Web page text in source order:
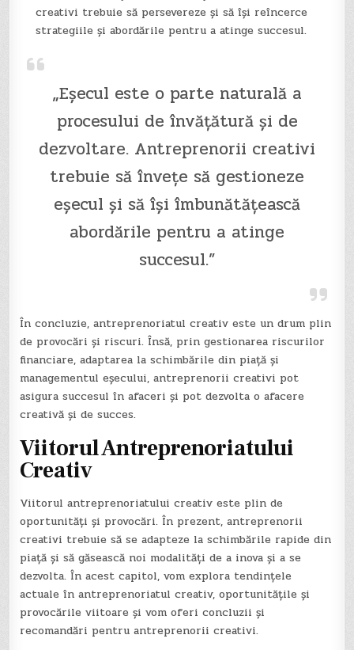
creativi trebuie să persevereze și să își reîncerce
strategiile și abordările pentru a atinge succesul.
„Eșecul este o parte naturală a
procesului de învățătură și de
dezvoltare. Antreprenorii creativi
trebuie să învețe să gestioneze
eșecul și să își îmbunătățească
abordările pentru a atinge
succesul.”
În concluzie, antreprenoriatul creativ este un drum plin
de provocări și riscuri. Însă, prin gestionarea riscurilor
financiare, adaptarea la schimbările din piață și
managementul eșecului, antreprenorii creativi pot
asigura succesul în afaceri și pot dezvolta o afacere
creativă și de succes.
Viitorul Antreprenoriatului
Creativ
Viitorul antreprenoriatului creativ este plin de
oportunități și provocări. În prezent, antreprenorii
creativi trebuie să se adapteze la schimbările rapide din
piață și să găsească noi modalități de a inova și a se
dezvolta. În acest capitol, vom explora tendințele
actuale în antreprenoriatul creativ, oportunitățile și
provocările viitoare și vom oferi concluzii și
recomandări pentru antreprenorii creativi.